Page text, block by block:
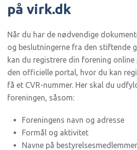
på virk.dk
Når du har de nødvendige
og beslutningerne fra den stiftende
kan du registrere din forening online
den officielle portal, hvor du kan
få et CVR-nummer. Her skal du
foreningen, såsom:
Foreningens navn og adresse
Formål og aktivitet
Navne på bestyrelsesmedlemmer